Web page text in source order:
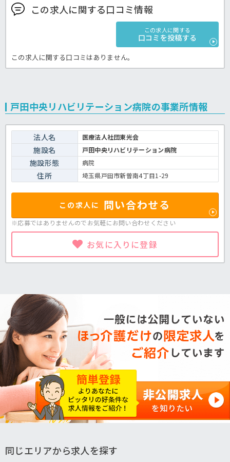
この求人に関する口コミ情報
この求人に関する
口コミを投稿する
この求人に関する口コミはありません。
戸田中央リハビリテーション病院の事業所情報
法人名 医療法人社団東光会
施設名 戸田中央リハビリテーション病院
施設形態 病院
住所 埼玉県戸田市新曽南4丁目1-29
この求人に 問い合わせる
※応募ではありませんのでお気軽にお問い合わせください
お気に入りに登録
同じエリアから求人を探す